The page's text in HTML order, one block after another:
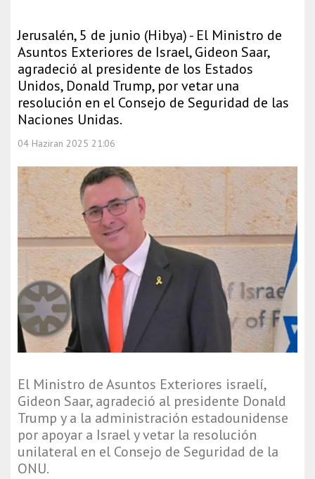
Jerusalén, 5 de junio (Hibya) - El Ministro de
Asuntos Exteriores de Israel, Gideon Saar,
agradeció al presidente de los Estados
Unidos, Donald Trump, por vetar una
resolución en el Consejo de Seguridad de las
Naciones Unidas.
04 Haziran 2025 21:06
El Ministro de Asuntos Exteriores israelí,
Gideon Saar, agradeció al presidente Donald
Trump y a la administración estadounidense
por apoyar a Israel y vetar la resolución
unilateral en el Consejo de Seguridad de la
ONU.